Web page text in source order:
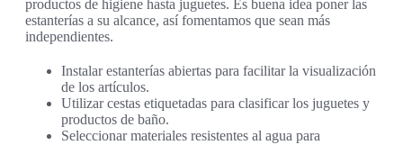
productos de higiene hasta juguetes. Es buena idea poner las
estanterías a su alcance, así fomentamos que sean más
independientes.
Instalar estanterías abiertas para facilitar la visualización
de los artículos.
Utilizar cestas etiquetadas para clasificar los juguetes y
productos de baño.
Seleccionar materiales resistentes al agua para